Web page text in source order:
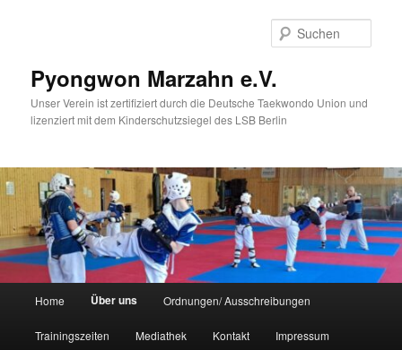
Pyongwon Marzahn e.V.
Unser Verein ist zertifiziert durch die Deutsche Taekwondo Union und
lizenziert mit dem Kinderschutzsiegel des LSB Berlin
Home Über uns Ordnungen/ Ausschreibungen
Trainingszeiten Mediathek Kontakt Impressum